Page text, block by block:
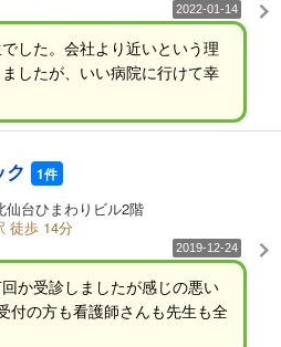
2022-01-14
した。会社より近いという理
したが、いい病院に行けて幸
1件
仙台ひまわりビル2階
徒歩 14分
2019-12-24
か受診しましたが感じの悪い
付の方も看護師さんも先生も全